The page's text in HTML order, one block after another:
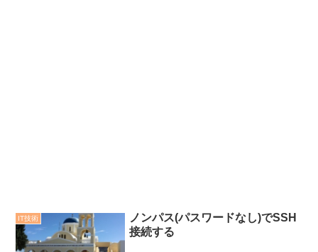
IT技術
ノンパス(パスワードなし)でSSH
接続する